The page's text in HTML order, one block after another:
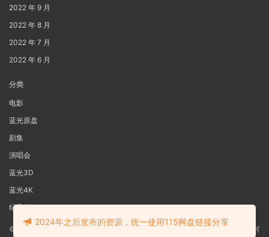
2022 年 9 月
2022 年 8 月
2022 年 7 月
2022 年 6 月
分类
电影
蓝光原盘
剧集
演唱会
蓝光3D
蓝光4K
纪录片
©2022 蓝光电影网本站资源来源于网络用户网盘投稿，本站服务器不储存任何
2024年之后发布的资源，统一使用115网盘链接分享